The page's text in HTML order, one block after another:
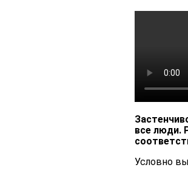
все люди.
Условно